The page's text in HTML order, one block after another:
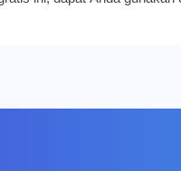
Layanan laporan